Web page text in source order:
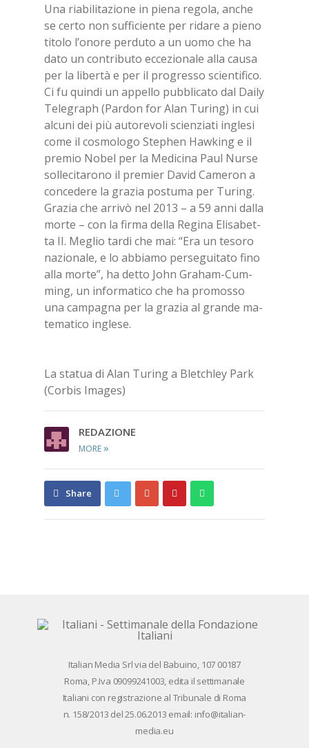
Una ria­bi­li­ta­zio­ne in pie­na re­go­la, an­che
se cer­to non suf­fi­cien­te per ri­da­re a pie­no
ti­to­lo l’o­no­re per­du­to a un uomo che ha
dato un con­tri­bu­to ec­ce­zio­na­le alla cau­sa
per la li­ber­tà e per il pro­gres­so scien­ti­fi­co.
Ci fu quin­di un ap­pel­lo pub­bli­ca­to dal Dai­ly
Te­le­gra­ph (Par­don for Alan Tu­ring) in cui
al­cu­ni dei più au­to­re­vo­li scien­zia­ti in­gle­si
come il co­smo­lo­go Ste­phen Ha­w­king e il
pre­mio No­bel per la Me­di­ci­na Paul Nur­se
sol­le­ci­ta­ro­no il pre­mier Da­vid Ca­me­ron a
con­ce­de­re la gra­zia po­stu­ma per Tu­ring.
Gra­zia che ar­ri­vò nel 2013 – a 59 anni dal­la
mor­te – con la fir­ma del­la Re­gi­na Eli­sa­bet­
ta II. Me­glio tar­di che mai: “Era un te­so­ro
na­zio­na­le, e lo ab­bia­mo per­se­gui­ta­to fino
alla mor­te”, ha det­to John Gra­ham-Cum­
ming, un in­for­ma­ti­co che ha pro­mos­so
una cam­pa­gna per la gra­zia al gran­de ma­
te­ma­ti­co in­gle­se.
La sta­tua di Alan Tu­ring a Blet­chley Park
(Cor­bis Ima­ges)
RE­DA­ZIO­NE
MORE »
Share
Share
Ita­lian Me­dia Srl via del Ba­bui­no, 107 00187
Roma, P.Iva 09099241003, edi­ta il set­ti­ma­na­le
Ita­lia­ni con re­gi­stra­zio­ne al Tri­bu­na­le di Roma
n. 158/​2013 del 25.06.2013 email: info@ita­lian­
me­dia.eu